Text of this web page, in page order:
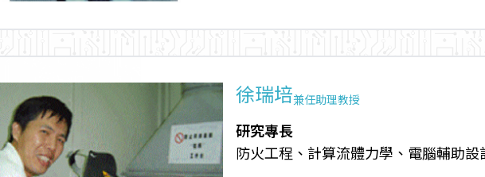
徐瑞培兼任助理教授
研究專長
防火工程、計算流體力學、電腦輔助設